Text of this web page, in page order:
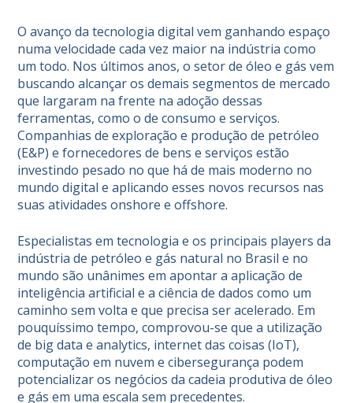
O avanço da tecnologia digital vem ganhando espaço
numa velocidade cada vez maior na indústria como
um todo. Nos últimos anos, o setor de óleo e gás vem
buscando alcançar os demais segmentos de mercado
que largaram na frente na adoção dessas
ferramentas, como o de consumo e serviços.
Companhias de exploração e produção de petróleo
(E&P) e fornecedores de bens e serviços estão
investindo pesado no que há de mais moderno no
mundo digital e aplicando esses novos recursos nas
suas atividades onshore e offshore.
Especialistas em tecnologia e os principais players da
indústria de petróleo e gás natural no Brasil e no
mundo são unânimes em apontar a aplicação de
inteligência artificial e a ciência de dados como um
caminho sem volta e que precisa ser acelerado. Em
pouquíssimo tempo, comprovou-se que a utilização
de big data e analytics, internet das coisas (IoT),
computação em nuvem e cibersegurança podem
potencializar os negócios da cadeia produtiva de óleo
e gás em uma escala sem precedentes.